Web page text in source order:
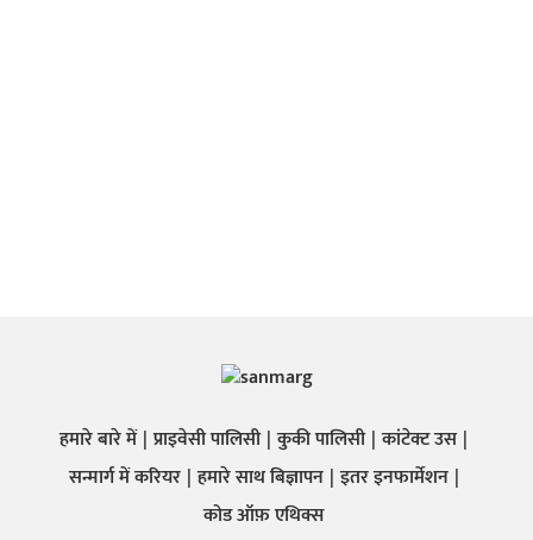
हमारे बारे में प्राइवेसी पालिसी कुकी पालिसी कांटेक्ट उस
सन्मार्ग में करियर हमारे साथ बिज्ञापन इतर इनफार्मेशन
कोड ऑफ़ एथिक्स